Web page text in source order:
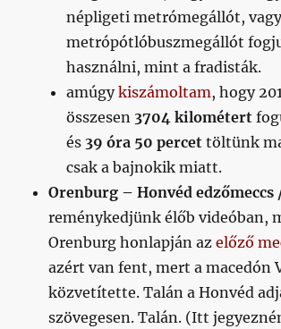
népligeti metrómegállót,
metrópótlóbuszmegállót
használni, mint a fradisták.
amúgykiszámoltam, hogy
összesen 3704 kilométert
és 39 óra 50 percet töltünk
csak a bajnokik miatt.
Orenburg – Honvéd
reménykedjünk élőb videóban,
Orenburg honlapján azelőző
azért van fent, mert a macedón
közvetítette. Talán a Honvéd
szövegesen. Talán. (Itt